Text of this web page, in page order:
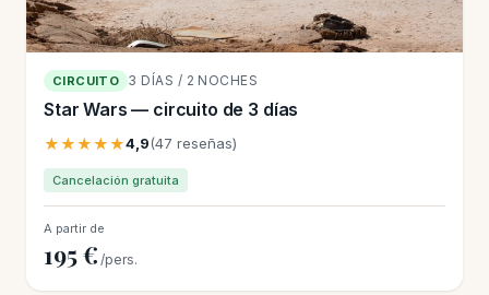
CIRCUITO 3 DÍAS / 2 NOCHES
Star Wars — circuito de 3 días
★★★★★4,9(47 reseñas)
Cancelación gratuita
A partir de
195 € /pers.